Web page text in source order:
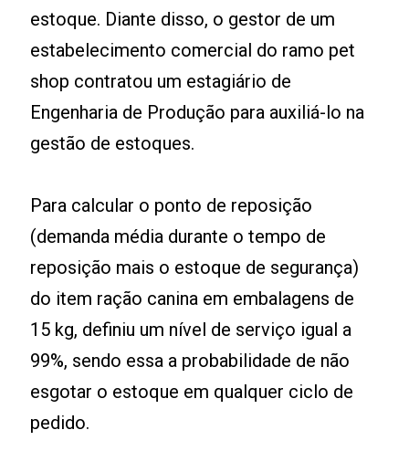
estoque. Diante disso, o gestor de um
estabelecimento comercial do ramo pet
shop contratou um estagiário de
Engenharia de Produção para auxiliá-lo na
gestão de estoques.
Para calcular o ponto de reposição
(demanda média durante o tempo de
reposição mais o estoque de segurança)
do item ração canina em embalagens de
15 kg, definiu um nível de serviço igual a
99%, sendo essa a probabilidade de não
esgotar o estoque em qualquer ciclo de
pedido.